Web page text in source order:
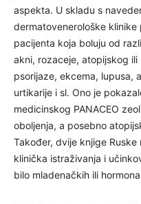
aspekta. U skladu s
dermatovenerološke
pacijenta koja boluju od
akni, rozaceje, atopijskog
psorijaze, ekcema, lupusa,
urtikarije i sl. Ono je
medicinskog PANACEO
oboljenja, a posebno
Također, dvije knjige
klinička istraživanja i
bilo mladenačkih ili